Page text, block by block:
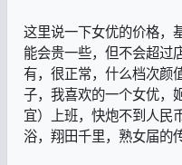
这里说一下女优的价格，
能会贵一些，但不会超过
有，很正常，什么档次颜
子，我喜欢的一个女优，
宜）上班，快炮不到人民
浴，翔田千里，熟女届的